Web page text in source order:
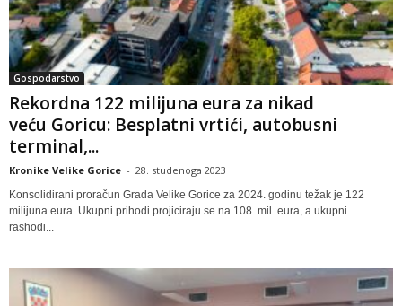
Gospodarstvo
Rekordna 122 milijuna eura za nikad
veću Goricu: Besplatni vrtići, autobusni
terminal,...
Kronike Velike Gorice - 28. studenoga 2023
Konsolidirani proračun Grada Velike Gorice za 2024. godinu težak je 122
milijuna eura. Ukupni prihodi projiciraju se na 108. mil. eura, a ukupni
rashodi...